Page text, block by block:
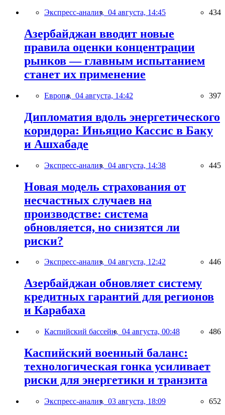
Экспресс-анализ, 04 августа, 14:45 434
Азербайджан вводит новые
правила оценки концентрации
рынков — главным испытанием
станет их применение
Европа, 04 августа, 14:42 397
Дипломатия вдоль энергетического
коридора: Иньяцио Кассис в Баку
и Ашхабаде
Экспресс-анализ, 04 августа, 14:38 445
Новая модель страхования от
несчастных случаев на
производстве: система
обновляется, но снизятся ли
риски?
Экспресс-анализ, 04 августа, 12:42 446
Азербайджан обновляет систему
кредитных гарантий для регионов
и Карабаха
Каспийский бассейн, 04 августа, 00:48 486
Каспийский военный баланс:
технологическая гонка усиливает
риски для энергетики и транзита
Экспресс-анализ, 03 августа, 18:09 652